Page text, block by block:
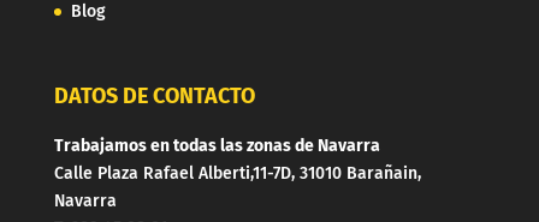
Blog
DATOS DE CONTACTO
Trabajamos en todas las zonas de Navarra
Calle Plaza Rafael Alberti,11-7D, 31010 Barañain,
Navarra